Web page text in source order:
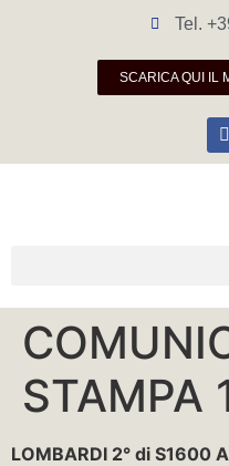
Tel.
SCARICA QUI IL
STAMPA
LOMBARDI 2° di S1600